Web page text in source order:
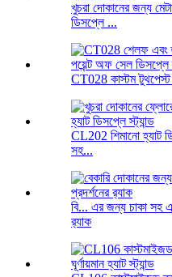
খুচরা দোকানের জন্য
ডিসপ্লে ...
CT028 কাস্টম
CL202 শিমানো হ্যাট
সহ...
বি... এর জন্য চাকা সহ
র‍্যাক